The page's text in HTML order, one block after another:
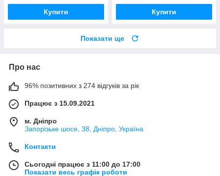
Купити Купити
Показати ще
Про нас
96% позитивних з 274 відгуків за рік
Працює з 15.09.2021
м. Дніпро
Запорізьке шосе, 38, Дніпро, Україна
Контакти
Сьогодні працює з 11:00 до 17:00
Показати весь графік роботи